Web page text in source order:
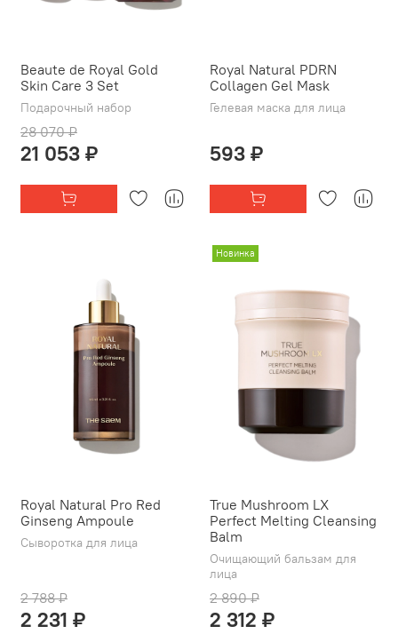
Beaute de Royal Gold
Skin Care 3 Set
Подарочный набор
28 070 ₽
21 053 ₽
Royal Natural PDRN
Collagen Gel Mask
Гелевая маска для лица
593 ₽
Royal Natural Pro Red
Ginseng Ampoule
Сыворотка для лица
2 788 ₽
2 231 ₽
Новинка
True Mushroom LX
Perfect Melting Cleansing
Balm
Очищающий бальзам для
лица
2 890 ₽
2 312 ₽